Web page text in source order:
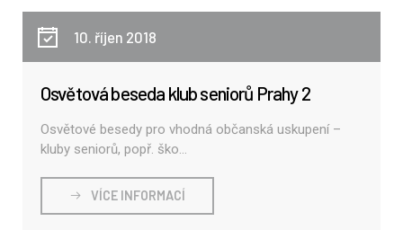
10. říjen 2018
Osvětová beseda klub seniorů Prahy 2
Osvětové besedy pro vhodná občanská uskupení –
kluby seniorů, popř. ško...
VÍCE INFORMACÍ